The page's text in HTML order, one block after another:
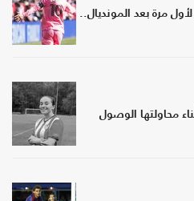
مرة بعد المونديال..
محاولتها الوصول